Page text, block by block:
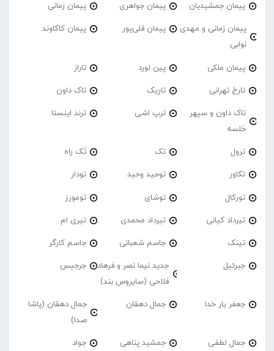
پیمان جمشیدیان پیمان جواهری پیمان زمانی
پیمان زمانی و مهدی
نوابی
پیمان قلی‌پور پیمان کاکاوند
پیمان ملکی پین لورد تاراز
تارخ تهرانی تاریک تاک داون
تاک داون و سپهر
خلسه
ترپ اشی ترند اینستا
ترول تک تَک راه
تکاور توحید وحید تودار
تورکال توشای تومورز
تیرداد کیانی تیرداد محمدی تیری ام
تینک جاسم شعبانی جاسم کارگر
جبرئیل
جدید نیما نصر و فرهاد
فلاحی (سایروس بند)
جرجیس
جعفر یار خدا جمال دهقان
جمال دهقان (پاشا
صدا)
جمال لطفی جمشید پناهی جواد